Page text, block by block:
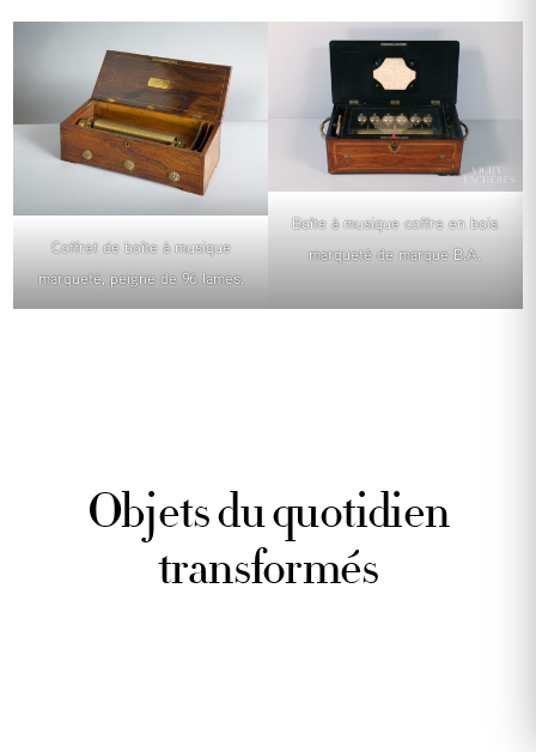
Coffret de boîte à musique
marqueté, peigne de 96 lames.
Boîte à musique coffre en bois
marqueté de marque B.A.
Objets du quotidien
transformés